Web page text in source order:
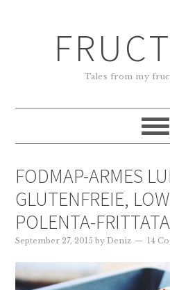
Tales from my
FODMAP-ARMES
GLUTENFREIE,
POLENTA-FRITTATA
September 27, 2015 byDeniz 14